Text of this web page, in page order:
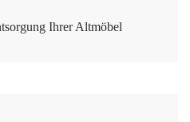
Ihrer Altmöbel